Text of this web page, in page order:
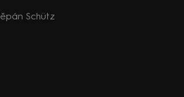
Schütz